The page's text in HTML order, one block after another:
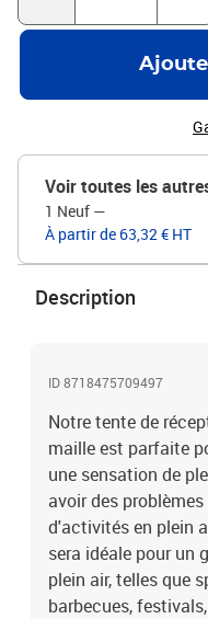
etc.Couleur : blanc et
de la paroi : 100 %
poudreDimensions : 3 x 3
2 mRésistance aux UV et
une avec une entrée à
Voir toutes les
1 Neuf —
À partir de 63,32 € HT
Description
ID 8718475709497
Notre tente de
maille est parfaite
une sensation de
avoir des
d'activités en plein
sera idéale pour un
plein air, telles que
barbecues,